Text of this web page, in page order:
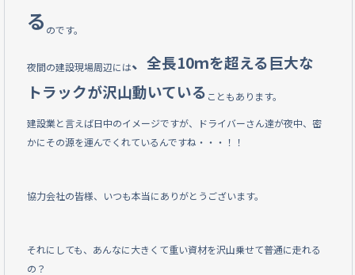
る のです。
夜間の建設現場周辺には、全長10ｍを超える巨大な
トラックが沢山動いている こともあります。
建設業と言えば日中のイメージですが、ドライバーさん達が夜中、密
かにその源を運んでくれているんですね・・・！！
協力会社の皆様、いつも本当にありがとうございます。
それにしても、あんなに大きくて重い資材を沢山乗せて普通に走れる
の？